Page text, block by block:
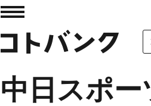
中日スポー